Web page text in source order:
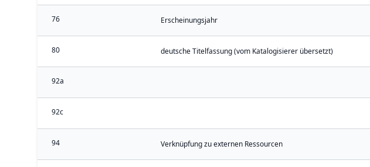
76 Erscheinungsjahr
80 deutsche Titelfassung (vom Katalogisierer übersetzt)
92a
92c
94 Verknüpfung zu externen Ressourcen